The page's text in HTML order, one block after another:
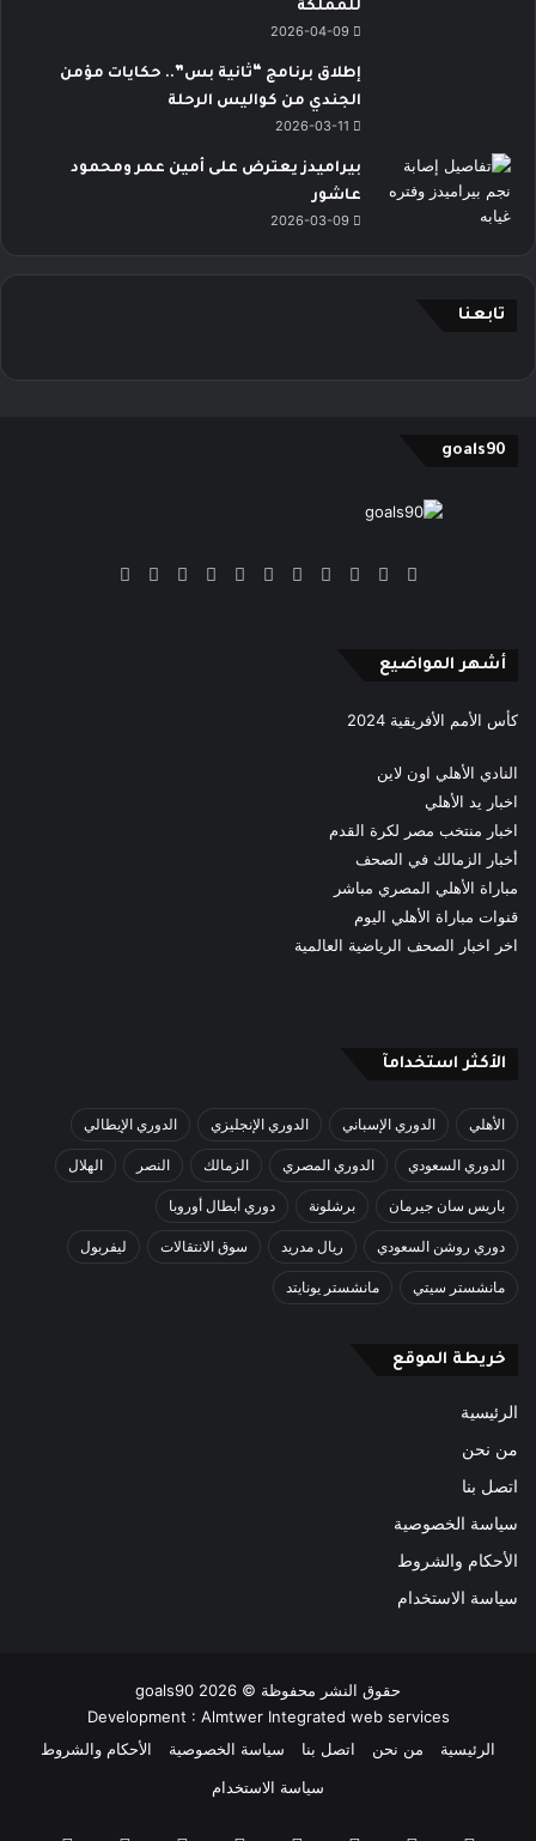
للمملكة
2026-04-09
إطلاق برنامج “ثانية بس”.. حكايات مؤمن
الجندي من كواليس الرحلة
2026-03-11
بيراميدز يعترض على أمين عمر ومحمود
عاشور
2026-03-09
تابعنا
goals90
فيسبوك
‫X بينتيريست
‫YouTube انستقرام‫TikTokملخصGoogle
أشهر المواضيع
كأس الأمم الأفريقية 2024
النادي الأهلي اون لاين
اخبار يد الأهلي
اخبار منتخب مصر لكرة القدم
أخبار الزمالك في الصحف
مباراة الأهلي المصري مباشر
قنوات مباراة الأهلي اليوم
اخر اخبار الصحف الرياضية العالمية
الأكثر استخدامآ
الأهلي الدوري الإسباني الدوري الإنجليزي الدوري الإيطالي
الدوري السعودي الدوري المصري الزمالك النصر الهلال
باريس سان جيرمان برشلونة دوري أبطال أوروبا
دوري روشن السعودي ريال مدريد سوق الانتقالات ليفربول
مانشستر سيتي مانشستر يونايتد
خريطة الموقع
الرئيسية
من نحن
اتصل بنا
سياسة الخصوصية
الأحكام والشروط
سياسة الاستخدام
حقوق النشر محفوظة © goals90 2026
Development : Almtwer Integrated web services
الرئيسية
من نحن اتصل بنا سياسة الخصوصية
الأحكام والشروط
سياسة الاستخدام